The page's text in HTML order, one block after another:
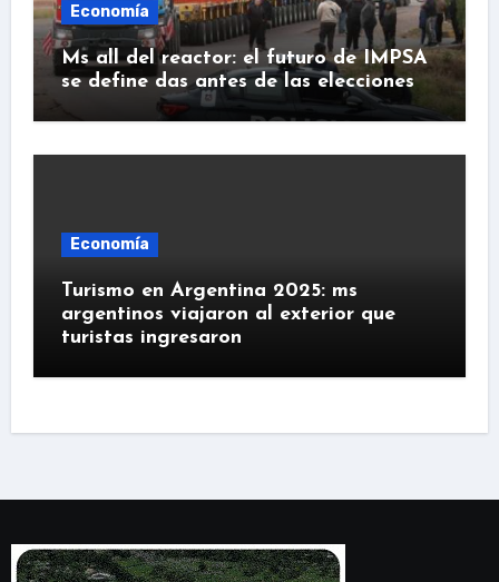
Economía
Ms all del reactor: el futuro de IMPSA
se define das antes de las elecciones
Economía
Turismo en Argentina 2025: ms
argentinos viajaron al exterior que
turistas ingresaron